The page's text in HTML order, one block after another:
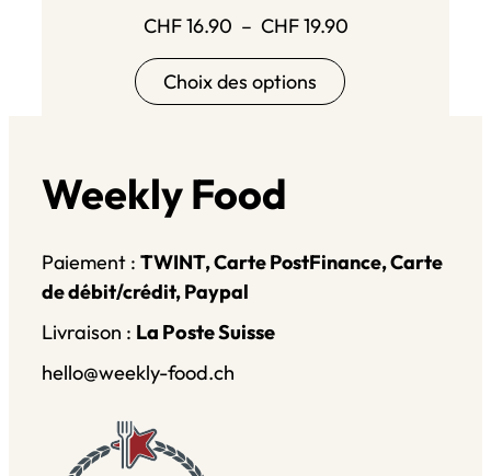
CHF16.90 – CHF19.90Plage
Choix des options
Weekly Food
Paiement : TWINT, Carte PostFinance, Carte
de débit/crédit, Paypal
Livraison : La Poste Suisse
hello@weekly-food.ch